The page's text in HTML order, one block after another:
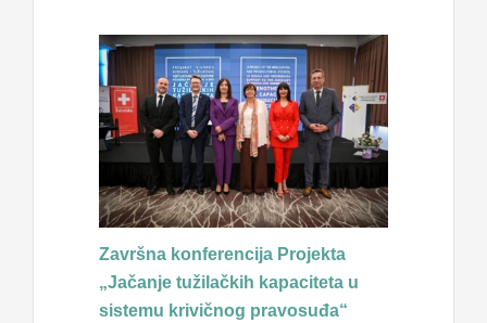
Završna konferencija Projekta
„Jačanje tužilačkih kapaciteta u
sistemu krivičnog pravosuđa“